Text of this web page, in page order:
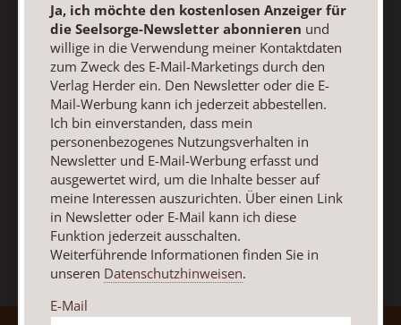
Newsletter oder E-Mail kann ich diese Funktion jederzeit
ausschalten.
Weiterführende Informationen finden Sie in unseren
Datenschutzhinweisen .
E-Mail
Jetzt anmelden
Ja, ich möchte den kostenlosen Anzeiger für
die Seelsorge-Newsletter abonnieren und
willige in die Verwendung meiner Kontaktdaten
zum Zweck des E-Mail-Marketings durch den
Verlag Herder ein. Den Newsletter oder die E-
Mail-Werbung kann ich jederzeit abbestellen.
Ich bin einverstanden, dass mein
personenbezogenes Nutzungsverhalten in
Newsletter und E-Mail-Werbung erfasst und
ausgewertet wird, um die Inhalte besser auf
meine Interessen auszurichten. Über einen Link
in Newsletter oder E-Mail kann ich diese
Funktion jederzeit ausschalten.
Weiterführende Informationen finden Sie in
unseren Datenschutzhinweisen.
E-Mail